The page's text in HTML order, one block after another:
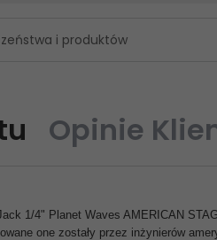
i produktów
Opinie
1/4" Planet Waves AMERICAN
one zostały przez inżynierów